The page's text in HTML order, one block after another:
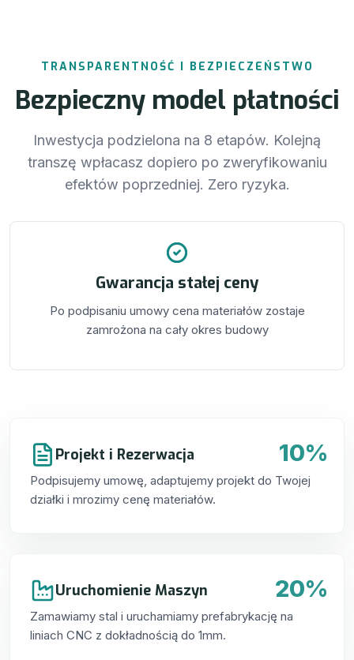
TRANSPARENTNOŚĆ I BEZPIECZEŃSTWO
Bezpieczny model płatności
Inwestycja podzielona na 8 etapów. Kolejną
transzę wpłacasz dopiero po zweryfikowaniu
efektów poprzedniej. Zero ryzyka.
Gwarancja stałej ceny
Po podpisaniu umowy cena materiałów zostaje
zamrożona na cały okres budowy
10%
Projekt i Rezerwacja
Podpisujemy umowę, adaptujemy projekt do Twojej
działki i mrozimy cenę materiałów.
20%
Uruchomienie Maszyn
Zamawiamy stal i uruchamiamy prefabrykację na
liniach CNC z dokładnością do 1mm.